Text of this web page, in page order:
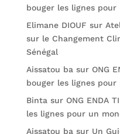
bouger les lignes
Elimane DIOUF sur
sur le Changement
Sénégal
Aissatou ba sur ONG
bouger les lignes
Binta sur ONG ENDA
les lignes pour un
Aissatou ba sur Un